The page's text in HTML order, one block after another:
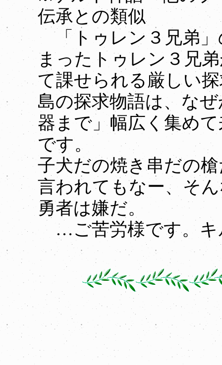
伝承との類似
「トゥレン３兄弟」
まったトゥレン３兄
て課せられる厳しい
島の探求物語は、な
器まで」幅広く集め
です。
子犬だの焼き串だの
言われてもなー、そ
勇者は嫌だ。
…ご苦労様です。キ